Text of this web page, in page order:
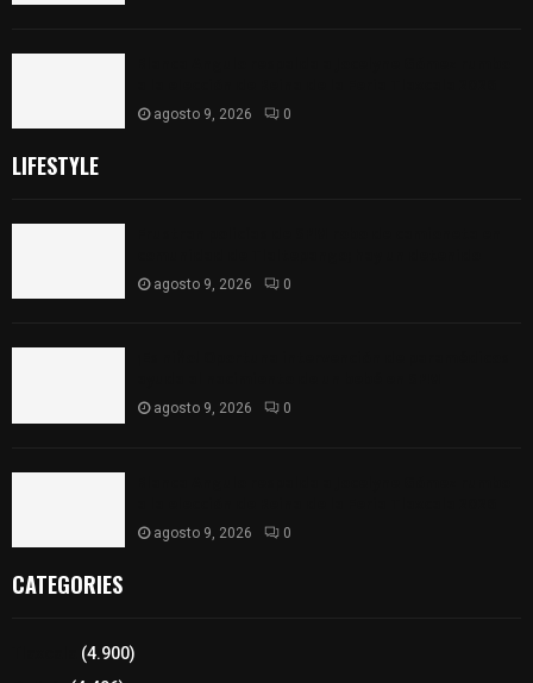
agosto 9, 2026 0
LIFESTYLE
agosto 9, 2026 0
agosto 9, 2026 0
agosto 9, 2026 0
CATEGORIES
(4.900)